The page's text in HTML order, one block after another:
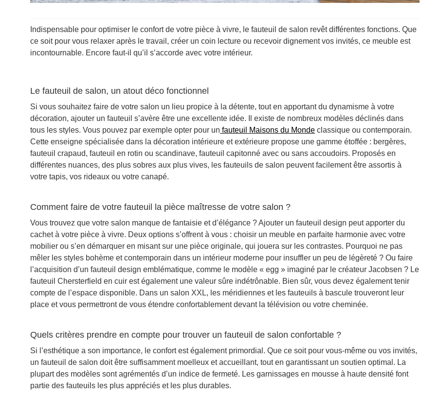
Indispensable pour optimiser le confort de votre pièce à vivre, le fauteuil de salon revêt différentes fonctions. Que
ce soit pour vous relaxer après le travail, créer un coin lecture ou recevoir dignement vos invités, ce meuble est
incontournable. Encore faut-il qu’il s’accorde avec votre intérieur.
Le fauteuil de salon, un atout déco fonctionnel
Si vous souhaitez faire de votre salon un lieu propice à la détente, tout en apportant du dynamisme à votre
décoration, ajouter un fauteuil s’avère être une excellente idée. Il existe de nombreux modèles déclinés dans
tous les styles. Vous pouvez par exemple opter pour un fauteuil Maisons du Monde classique ou contemporain.
Cette enseigne spécialisée dans la décoration intérieure et extérieure propose une gamme étoffée : bergères,
fauteuil crapaud, fauteuil en rotin ou scandinave, fauteuil capitonné avec ou sans accoudoirs. Proposés en
différentes nuances, des plus sobres aux plus vives, les fauteuils de salon peuvent facilement être assortis à
votre tapis, vos rideaux ou votre canapé.
Comment faire de votre fauteuil la pièce maîtresse de votre salon ?
Vous trouvez que votre salon manque de fantaisie et d’élégance ? Ajouter un fauteuil design peut apporter du
cachet à votre pièce à vivre. Deux options s’offrent à vous : choisir un meuble en parfaite harmonie avec votre
mobilier ou s’en démarquer en misant sur une pièce originale, qui jouera sur les contrastes. Pourquoi ne pas
mêler les styles bohème et contemporain dans un intérieur moderne pour insuffler un peu de légèreté ? Ou faire
l’acquisition d’un fauteuil design emblématique, comme le modèle « egg » imaginé par le créateur Jacobsen ? Le
fauteuil Chersterfield en cuir est également une valeur sûre indétrônable. Bien sûr, vous devez également tenir
compte de l’espace disponible. Dans un salon XXL, les méridiennes et les fauteuils à bascule trouveront leur
place et vous permettront de vous étendre confortablement devant la télévision ou votre cheminée.
Quels critères prendre en compte pour trouver un fauteuil de salon confortable ?
Si l’esthétique a son importance, le confort est également primordial. Que ce soit pour vous-même ou vos invités,
un fauteuil de salon doit être suffisamment moelleux et accueillant, tout en garantissant un soutien optimal. La
plupart des modèles sont agrémentés d’un indice de fermeté. Les garnissages en mousse à haute densité font
partie des fauteuils les plus appréciés et les plus durables.